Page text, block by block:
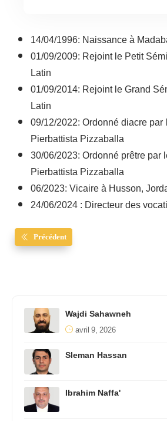
14/04/1996: Naissance à
01/09/2009: Rejoint le Petit
Latin
01/09/2014: Rejoint le Grand
Latin
09/12/2022: Ordonné diacre
Pierbattista Pizzaballa
30/06/2023: Ordonné prêtre par
Pierbattista Pizzaballa
06/2023: Vicaire à Husson,
24/06/2024 : Directeur des
Précédent
Wajdi Sahawneh
avril 9, 2026
Sleman Hassan
Ibrahim Naffa'